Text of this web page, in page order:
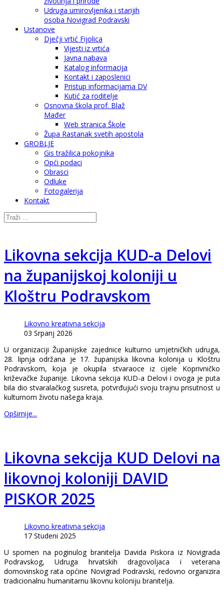
Udruga umirovljenika i starijih
osoba Novigrad Podravski
Ustanove
Dječji vrtić Fijolica
Vijesti iz vrtića
Javna nabava
Katalog informacija
Kontakt i zaposlenici
Pristup informacijama DV
Kutić za roditelje
Osnovna škola prof. Blaž
Mađer
Web stranica Škole
Župa Rastanak svetih apostola
GROBLJE
Gis tražilica pokojnika
Opći podaci
Obrasci
Odluke
Fotogalerija
Kontakt
Likovna sekcija KUD-a Delovi
na županijskoj koloniji u
Kloštru Podravskom
Likovno kreativna sekcija
03 Srpanj 2026
U organizaciji Županijske zajednice kulturno umjetničkih udruga,
28. lipnja održana je 17. županijska likovna kolonija u Kloštru
Podravskom, koja je okupila stvaraoce iz cijele Koprivničko
križevačke županije. Likovna sekcija KUD-a Delovi i ovoga je puta
bila dio stvaralačkog susreta, potvrđujući svoju trajnu prisutnost u
kulturnom životu našega kraja.
Opširnije...
Likovna sekcija KUD Delovi na
likovnoj koloniji DAVID
PISKOR 2025
Likovno kreativna sekcija
17 Studeni 2025
U spomen na poginulog branitelja Davida Piskora iz Novigrada
Podravskog, Udruga hrvatskih dragovoljaca i veterana
domovinskog rata općine Novigrad Podravski, redovno organizira
tradicionalnu humanitarnu likovnu koloniju branitelja.